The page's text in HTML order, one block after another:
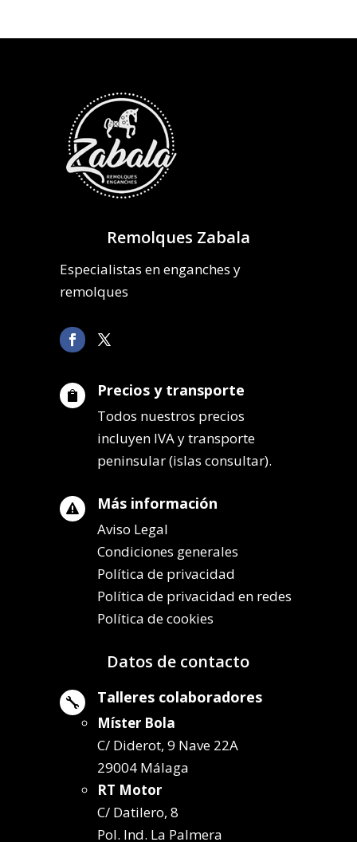
Remolques Zabala
Especialistas en enganches y
remolques
 Precios y transporte
Todos nuestros precios
incluyen IVA y transporte
peninsular (islas consultar).
 Más información
Aviso Legal
Condiciones generales
Política de privacidad
Política de privacidad en redes
Política de cookies
Datos de contacto
 Talleres colaboradores
Míster Bola
C/ Diderot, 9 Nave 22A
29004 Málaga
RT Motor
C/ Datilero, 8
Pol. Ind. La Palmera